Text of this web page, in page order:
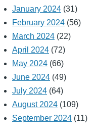
January 2024 (31)
February 2024 (56)
March 2024 (22)
April 2024 (72)
May 2024 (66)
June 2024 (49)
July 2024 (64)
August 2024 (109)
September 2024 (11)